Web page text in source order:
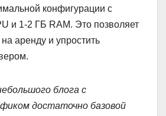
конфигурации с
и 1-2 ГБ RAM. Это позволяет
аренду и упростить
блога с
достаточно базовой